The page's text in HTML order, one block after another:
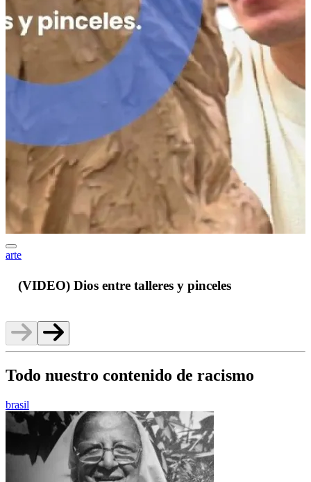
arte
(VIDEO) Dios entre talleres y pinceles
Todo nuestro contenido de racismo
brasil